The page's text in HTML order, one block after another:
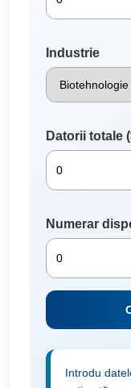
Industrie
Datorii totale
Numerar
Introdu